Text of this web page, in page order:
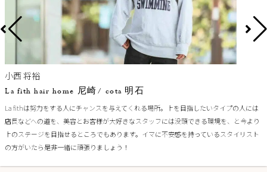
小西 将裕
La fith hair home 尼崎/ cota 明石
La fithは努力をする人にチャンスを与えてくれる場所。上を目指したいタイプの人には
店長などへの道を、美容とお客様が大好きなスタッフには没頭できる環境を、と今より
上のステージを目指せるところでもあります。イマに不安感を持っているスタイリスト
の方がいたら是非一緒に頑張りましょう！